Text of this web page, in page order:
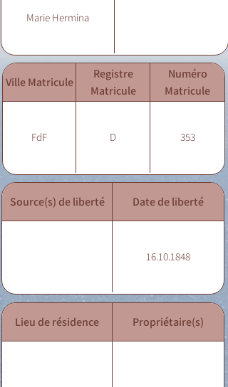
Marie Hermina
Ville Matricule
Registre
Matricule
Numéro
Matricule
FdF D 353
Source(s) de liberté Date de liberté
16.10.1848
Lieu de résidence Propriétaire(s)